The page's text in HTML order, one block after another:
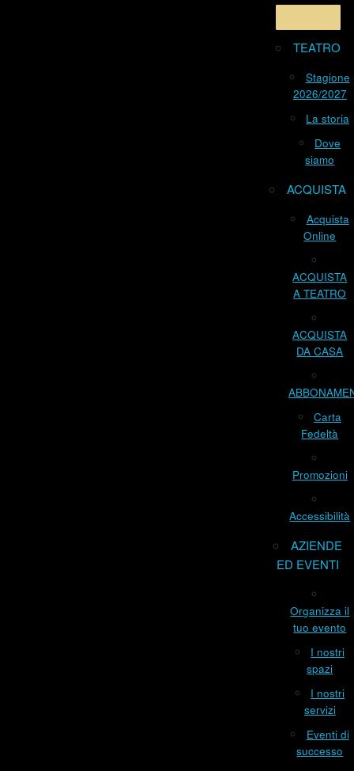
TEATRO
Stagione
2026/2027
La storia
Dove
siamo
ACQUISTA
Acquista
Online
ACQUISTA
A TEATRO
ACQUISTA
DA CASA
Carta
Fedeltà
Promozioni
Accessibilità
AZIENDE
ED EVENTI
Organizza il
tuo evento
I nostri
spazi
I nostri
servizi
Eventi di
successo